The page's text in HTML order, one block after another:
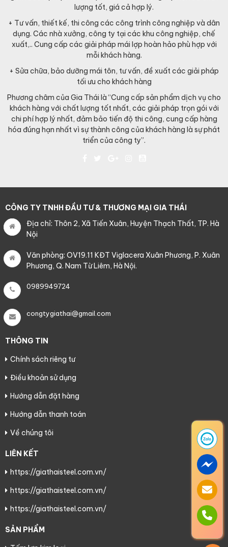
lượng tốt, giá cả hợp lý.
+ Tư vấn, thiết kế, thi công các công trình công nghiệp và dân
dụng. Các nhà xưởng, công ty tại các khu công nghiệp, chế
xuất,.. Cung cấp các giải pháp mái lợp hoàn hảo phù hợp với
mỗi khách hàng.
+ Sửa chữa, bảo dưỡng mái tôn, tư vấn, đề xuất các giải pháp
tối ưu cho khách hàng
Phương châm của Gia Thái là “Cung cấp sản phẩm dịch vụ cho
khách hàng với chất lượng tốt nhất, các giải pháp trọn gói với
chi phí hợp lý nhất, đảm bảo tiến độ thi công, cung cấp hàng
hóa đúng hạn nhất vì sự thành công của khách hàng là sự phát
triển của công ty”.
CÔNG TY TNHH ĐẦU TƯ & THƯƠNG MẠI GIA THÁI
Địa chỉ: Thôn 2, Xã Tiến Xuân, Huyện Thạch Thất, TP. Hà
Nội
Văn phòng: OV19.11 KĐT Viglacera Xuân Phương, P. Xuân
Phương, Q. Nam Từ Liêm, Hà Nội.
0989949724
congtygiathai@gmail.com
THÔNG TIN
Chính sách riêng tư
Điều khoản sử dụng
Hướng dẫn đặt hàng
Hướng dẫn thanh toán
Về chúng tôi
LIÊN KẾT
https://giathaisteel.com.vn/
https://giathaisteel.com.vn/
https://giathaisteel.com.vn/
SẢN PHẨM